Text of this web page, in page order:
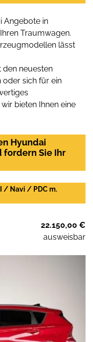
Angebote in
Traumwagen.
lässt
den neuesten
oder sich für ein
bieten Ihnen eine
Hyundai
fordern Sie Ihr
/ Navi / PDC m.
22.150,00 €
ausweisbar